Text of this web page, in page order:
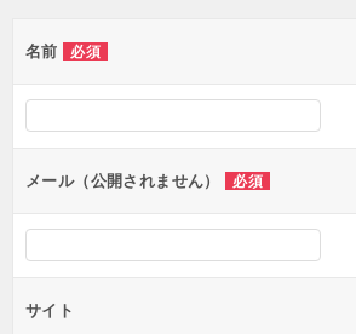
ー
シ
ョ
ン
名前 必須
メール（公開されません） 必須
サイト